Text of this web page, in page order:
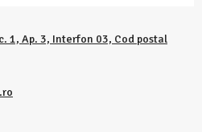
1, Ap. 3, Interfon 03, Cod postal